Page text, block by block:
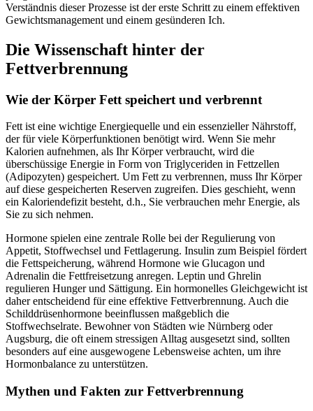
Verständnis dieser Prozesse ist der erste Schritt zu einem effektiven
Gewichtsmanagement und einem gesünderen Ich.
Die Wissenschaft hinter der
Fettverbrennung
Wie der Körper Fett speichert und verbrennt
Fett ist eine wichtige Energiequelle und ein essenzieller Nährstoff,
der für viele Körperfunktionen benötigt wird. Wenn Sie mehr
Kalorien aufnehmen, als Ihr Körper verbraucht, wird die
überschüssige Energie in Form von Triglyceriden in Fettzellen
(Adipozyten) gespeichert. Um Fett zu verbrennen, muss Ihr Körper
auf diese gespeicherten Reserven zugreifen. Dies geschieht, wenn
ein Kaloriendefizit besteht, d.h., Sie verbrauchen mehr Energie, als
Sie zu sich nehmen.
Hormone spielen eine zentrale Rolle bei der Regulierung von
Appetit, Stoffwechsel und Fettlagerung. Insulin zum Beispiel fördert
die Fettspeicherung, während Hormone wie Glucagon und
Adrenalin die Fettfreisetzung anregen. Leptin und Ghrelin
regulieren Hunger und Sättigung. Ein hormonelles Gleichgewicht ist
daher entscheidend für eine effektive Fettverbrennung. Auch die
Schilddrüsenhormone beeinflussen maßgeblich die
Stoffwechselrate. Bewohner von Städten wie Nürnberg oder
Augsburg, die oft einem stressigen Alltag ausgesetzt sind, sollten
besonders auf eine ausgewogene Lebensweise achten, um ihre
Hormonbalance zu unterstützen.
Mythen und Fakten zur Fettverbrennung